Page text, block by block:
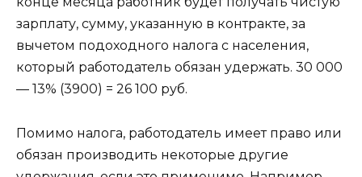
зарплату, сумму, указанную в контракте, за
вычетом подоходного налога с населения,
который работодатель обязан удержать. 30 000
— 13% (3900) = 26 100 руб.
Помимо налога, работодатель имеет право или
обязан производить некоторые другие